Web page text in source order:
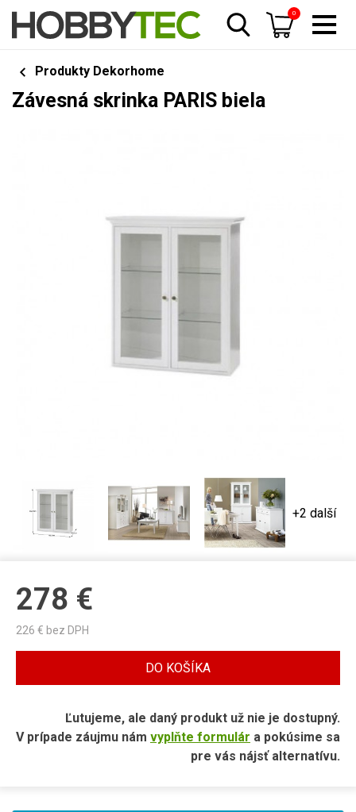
0
Produkty Dekorhome
Závesná skrinka PARIS biela
+2 další
278 €
226 € bez DPH
DO KOŠÍKA
Ľutujeme, ale daný produkt už nie je dostupný.
V prípade záujmu nám vyplňte formulár a pokúsime sa
pre vás nájsť alternatívu.